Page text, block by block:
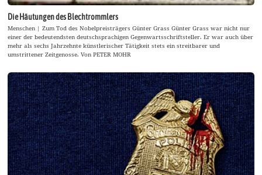
Die Häutungen des Blechtrommlers
Menschen | Zum Tod des Nobelpreisträgers Günter Grass Günter Grass war nicht nur
einer der bedeutendsten deutschsprachigen Gegenwartsschriftsteller. Er war auch über
mehr als sechs Jahrzehnte künstlerischer Tätigkeit stets ein streitbarer und
umstrittener Zeitgenosse. Von PETER MOHR